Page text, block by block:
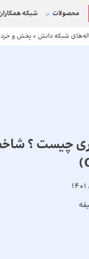
محصولات شبکه‌
شبکه دانش >پخش و
چیست ؟